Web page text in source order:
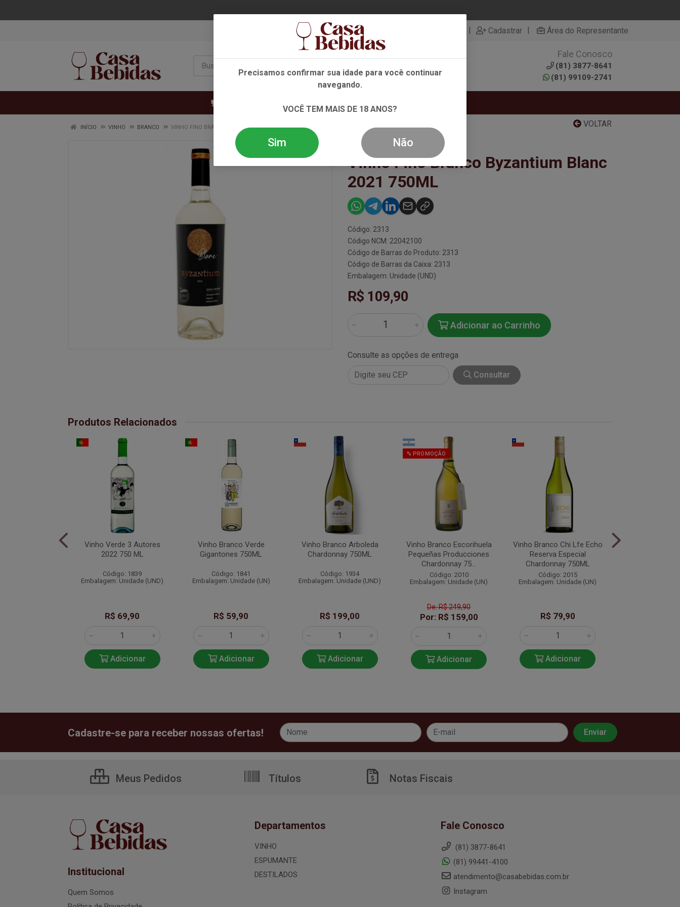
| Cadastrar | Área do Representante
Fale Conosco
(81) 3877-8641
(81) 99109-2741
VOLTAR
INÍCIO VINHO BRANCO VINHO FINO BRANCO BYZANTIUM BLANC 2021 750ML
Vinho Fino Branco Byzantium Blanc
2021 750ML
Código: 2313
Código NCM: 22042100
Código de Barras do Produto: 2313
Código de Barras da Caixa: 2313
Embalagem: Unidade (UND)
R$ 109,90
Adicionar ao Carrinho
Consulte as opções de entrega
Consultar
Produtos Relacionados
Vinho Verde 3 Autores
2022 750 ML
Código: 1839
Embalagem: Unidade (UND)
R$ 69,90
Adicionar
Vinho Branco Verde
Gigantones 750ML
Código: 1841
Embalagem: Unidade (UN)
R$ 59,90
Adicionar
Vinho Branco Arboleda
Chardonnay 750ML
Código: 1934
Embalagem: Unidade (UND)
R$ 199,00
Adicionar
% PROMOÇÃO
Vinho Branco Escorihuela
Pequeñas Producciones
Chardonnay 75...
Código: 2010
Embalagem: Unidade (UN)
De: R$ 249,90
Por: R$ 159,00
Adicionar
Vinho Branco Chi Lfe Echo
Reserva Especial
Chardonnay 750ML
Código: 2015
Embalagem: Unidade (UN)
R$ 79,90
Adicionar
Cadastre-se para receber nossas ofertas!
Meus Pedidos Títulos Notas Fiscais
Institucional
Quem Somos
Departamentos
VINHO
ESPUMANTE
DESTILADOS
Fale Conosco
(81) 3877-8641
(81) 99441-4100
atendimento@casabebidas.com.br
Instagram
Precisamos confirmar sua idade para você continuar
navegando.
VOCÊ TEM MAIS DE 18 ANOS?
Sim Não